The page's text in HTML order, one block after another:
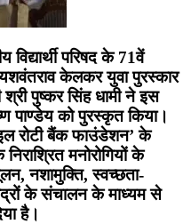
परिषद के 71वें
केलकर युवा पुरस्कार
पुष्कर सिंह धामी ने इस
पाण्डेय को पुरस्कृत किया।
रोटी बैंक फाउंडेशन’ के
मनोरोगियों के
नशामुक्ति, स्वच्छता-
के संचालन के माध्यम से
है।